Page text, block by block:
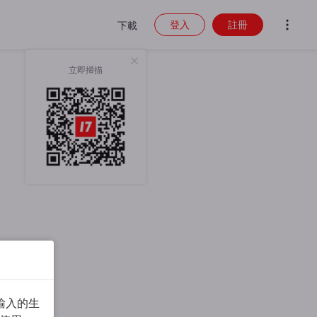
下載
立即掃描
登入 註冊
入的生